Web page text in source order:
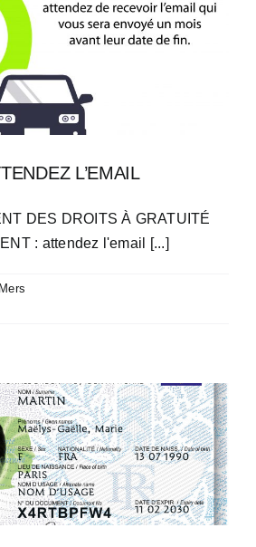
L’EMAIL
DES DROITS À GRATUITÉ
: attendez l'email [...]